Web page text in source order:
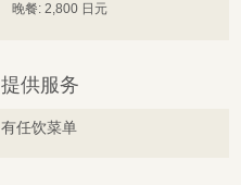
晚餐: 2,800 日元
提供服务
有任饮菜单